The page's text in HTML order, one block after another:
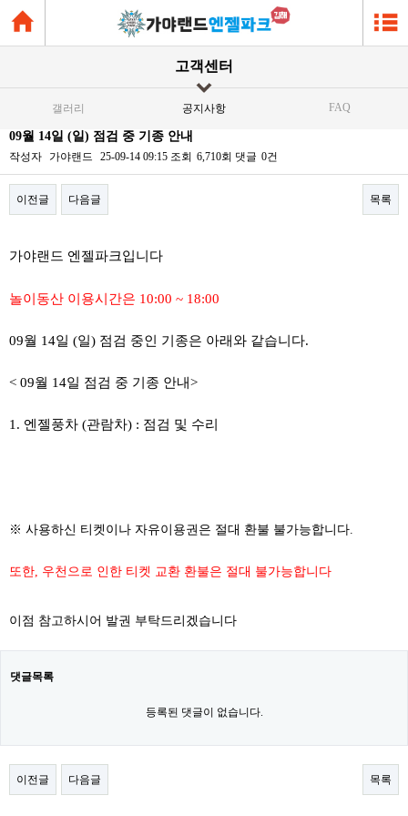
고객센터
갤러리 공지사항 FAQ
09월 14일 (일) 점검 중 기종 안내
작성자 가야랜드 25-09-14 09:15 조회 6,710회 댓글 0건
이전글 다음글 목록
가야랜드 엔젤파크입니다
놀이동산 이용시간은 10:00 ~ 18:00
09월 14일 (일) 점검 중인 기종은 아래와 같습니다.
< 09월 14일 점검 중 기종 안내>
1. 엔젤풍차 (관람차) : 점검 및 수리
※ 사용하신 티켓이나 자유이용권은 절대 환불 불가능합니다.
또한, 우천으로 인한 티켓 교환 환불은 절대 불가능합니다
이점 참고하시어 발권 부탁드리겠습니다
댓글목록
등록된 댓글이 없습니다.
이전글 다음글 목록